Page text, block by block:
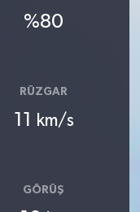
%80
RÜZGAR
11 km/s
GÖRÜŞ